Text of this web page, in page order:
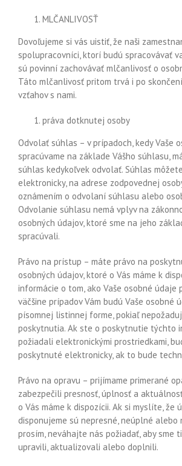
MLČANLIVOSŤ
Dovoľujeme si vás uistiť, že naši
spolupracovníci, ktorí budú spracovávať
sú povinní zachovávať mlčanlivosť o
Táto mlčanlivosť pritom trvá i po
vzťahov s nami.
práva dotknutej osoby
Odvolať súhlas – v prípadoch, kedy Vaše
spracúvame na základe Vášho súhlasu,
súhlas kedykoľvek odvolať. Súhlas
elektronicky, na adrese zodpovednej
oznámením o odvolaní súhlasu alebo
Odvolanie súhlasu nemá vplyv na
osobných údajov, ktoré sme na jeho
spracúvali.
Právo na prístup – máte právo na
osobných údajov, ktoré o Vás máme k
informácie o tom, ako Vaše osobné údaje
väčšine prípadov Vám budú Vaše osobné
písomnej listinnej forme, pokiaľ
poskytnutia. Ak ste o poskytnutie týchto
požiadali elektronickými prostriedkami,
poskytnuté elektronicky, ak to bude
Právo na opravu – prijímame primerané
zabezpečili presnosť, úplnosť a
o Vás máme k dispozícii. Ak si myslíte, že
disponujeme sú nepresné, neúplné alebo
prosím, neváhajte nás požiadať, aby sme
upravili, aktualizovali alebo doplnili.